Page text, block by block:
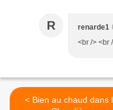
R renarde1
<br /> <br
< Bien au chaud dans la